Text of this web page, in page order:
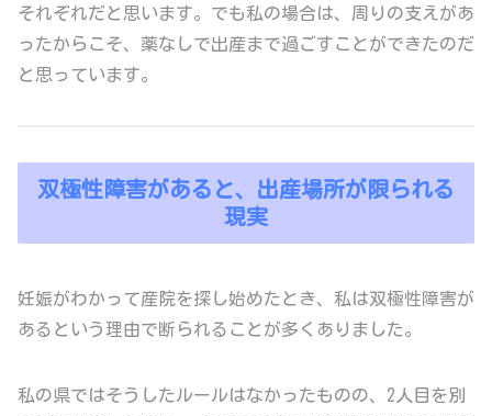
それぞれだと思います。でも私の場合は、周りの支えがあ
ったからこそ、薬なしで出産まで過ごすことができたのだ
と思っています。
双極性障害があると、出産場所が限られる
現実
妊娠がわかって産院を探し始めたとき、私は双極性障害が
あるという理由で断られることが多くありました。
私の県ではそうしたルールはなかったものの、2人目を別